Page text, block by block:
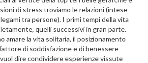
di stress troviamo le relazioni (intese
tra persone). I primi tempi della vita
quelli successivi in gran parte.
amare la vita solitaria, il posizionamento
di soddisfazione e di benessere
dire condividere esperienze vissute